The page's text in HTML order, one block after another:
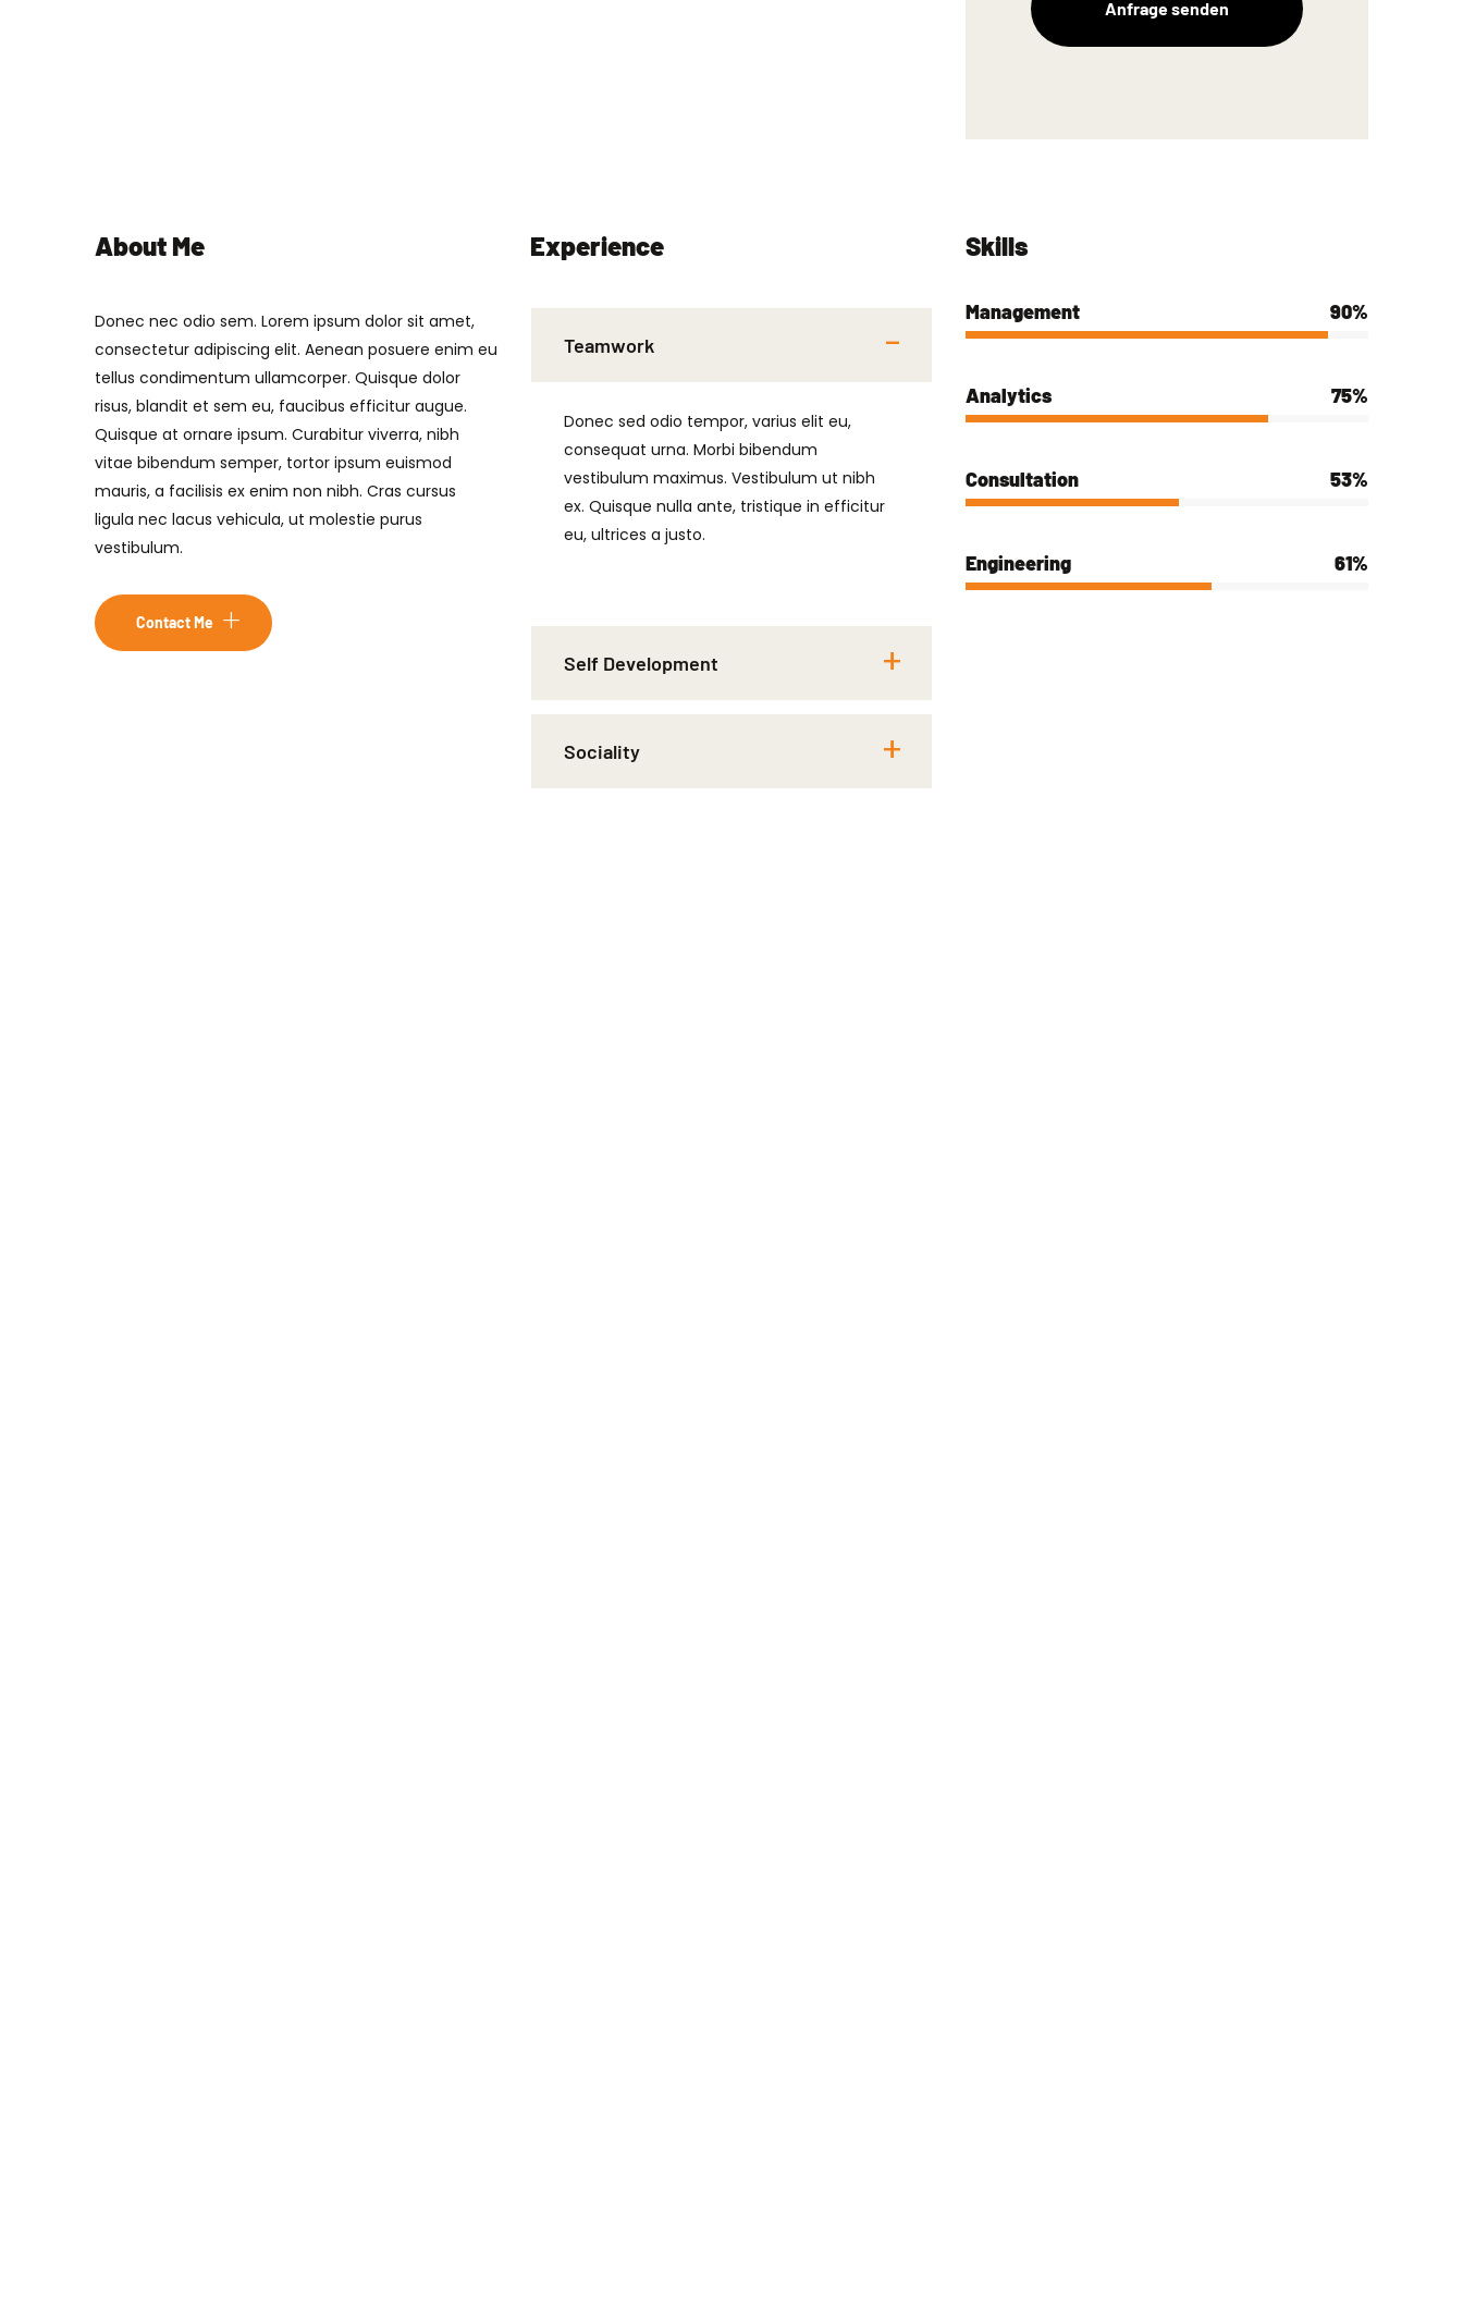
About Me
Donec nec odio sem. Lorem ipsum dolor sit amet,
consectetur adipiscing elit. Aenean posuere enim eu
tellus condimentum ullamcorper. Quisque dolor
risus, blandit et sem eu, faucibus efficitur augue.
Quisque at ornare ipsum. Curabitur viverra, nibh
vitae bibendum semper, tortor ipsum euismod
mauris, a facilisis ex enim non nibh. Cras cursus
ligula nec lacus vehicula, ut molestie purus
vestibulum.
Contact Me
Experience
Teamwork
Donec sed odio tempor, varius elit eu,
consequat urna. Morbi bibendum
vestibulum maximus. Vestibulum ut nibh
ex. Quisque nulla ante, tristique in efficitur
eu, ultrices a justo.
Self Development
Sociality
Skills
Management 90%
Analytics 75%
Consultation 53%
Engineering 61%